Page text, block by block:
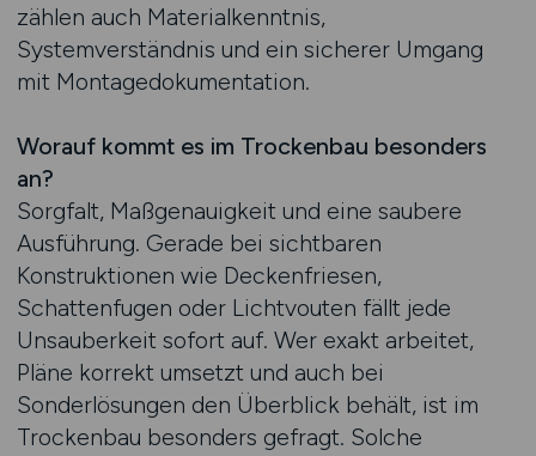
zählen auch Materialkenntnis,
Systemverständnis und ein sicherer Umgang
mit Montagedokumentation.
Worauf kommt es im Trockenbau besonders
an?
Sorgfalt, Maßgenauigkeit und eine saubere
Ausführung. Gerade bei sichtbaren
Konstruktionen wie Deckenfriesen,
Schattenfugen oder Lichtvouten fällt jede
Unsauberkeit sofort auf. Wer exakt arbeitet,
Pläne korrekt umsetzt und auch bei
Sonderlösungen den Überblick behält, ist im
Trockenbau besonders gefragt. Solche